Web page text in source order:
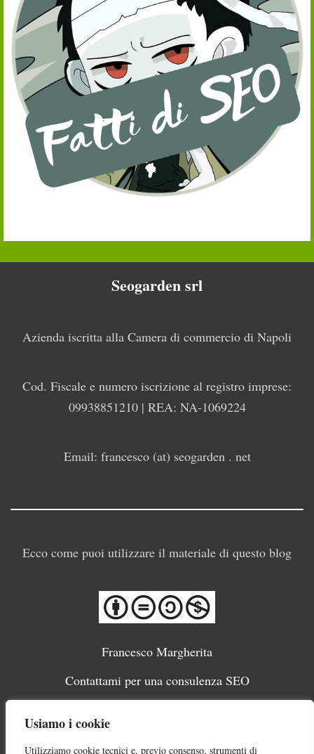
Usiamo i cookie
Utilizziamo cookie tecnici e, previo consenso, strumenti di
Seogarden srl
Azienda iscritta alla Camera di commercio di Napoli
Cod. Fiscale e numero iscrizione al registro imprese:
09938851210 | REA: NA-1069224
Email: francesco (at) seogarden . net
Ecco come puoi utilizzare il materiale di questo blog
Francesco Margherita
Contattami per una consulenza SEO